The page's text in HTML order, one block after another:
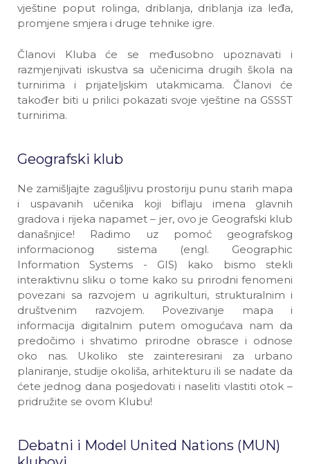
vještine poput rolinga, driblanja, driblanja iza leđa,
promjene smjera i druge tehnike igre.
Članovi Kluba će se međusobno upoznavati i
razmjenjivati iskustva sa učenicima drugih škola na
turnirima i prijateljskim utakmicama. Članovi će
također biti u prilici pokazati svoje vještine na GSSST
turnirima.
Geografski klub
Ne zamišljajte zagušljivu prostoriju punu starih mapa
i uspavanih učenika koji biflaju imena glavnih
gradova i rijeka napamet – jer, ovo je Geografski klub
današnjice! Radimo uz pomoć geografskog
informacionog sistema (engl. Geographic
Information Systems - GIS) kako bismo stekli
interaktivnu sliku o tome kako su prirodni fenomeni
povezani sa razvojem u agrikulturi, strukturalnim i
društvenim razvojem. Povezivanje mapa i
informacija digitalnim putem omogućava nam da
predočimo i shvatimo prirodne obrasce i odnose
oko nas. Ukoliko ste zainteresirani za urbano
planiranje, studije okoliša, arhitekturu ili se nadate da
ćete jednog dana posjedovati i naseliti vlastiti otok –
pridružite se ovom Klubu!
Debatni i Model United Nations (MUN)